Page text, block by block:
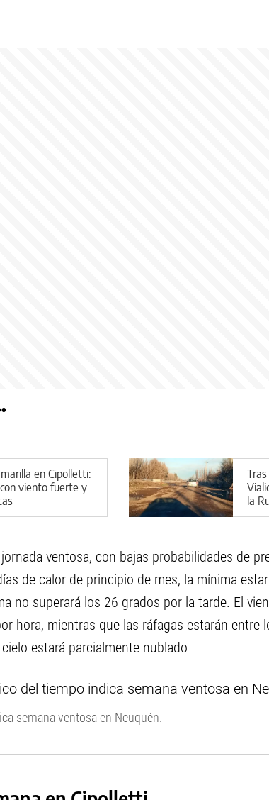
en Cipolletti:
viento fuerte y
la
ventosa, con bajas probabilidades de
de calor de principio de mes, la mínima
no superará los 26 grados por la tarde. El
hora, mientras que las ráfagas estarán entre
estará parcialmente nublado
semana ventosa en Neuquén.